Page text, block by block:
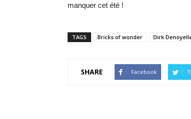
manquer cet été !
TAGS Bricks of wonder Dirk
SHARE Facebook